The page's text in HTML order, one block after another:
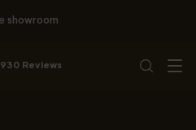
930 Reviews